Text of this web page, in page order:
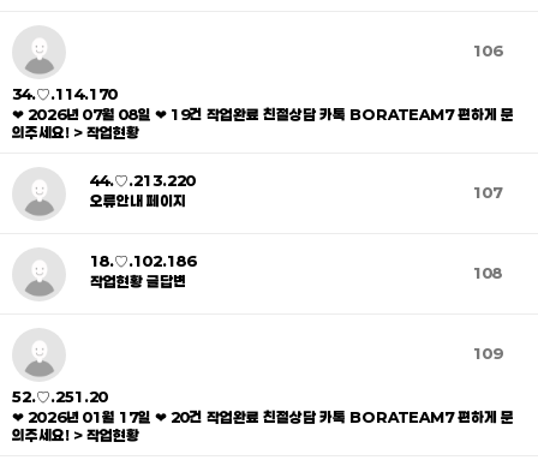
106
34.♡.114.170
❤ 2026년 07월 08일 ❤ 19건 작업완료 친절상담 카톡 BORATEAM7 편하게 문
의주세요! > 작업현황
107
44.♡.213.220
오류안내 페이지
108
18.♡.102.186
작업현황 글답변
109
52.♡.251.20
❤ 2026년 01월 17일 ❤ 20건 작업완료 친절상담 카톡 BORATEAM7 편하게 문
의주세요! > 작업현황